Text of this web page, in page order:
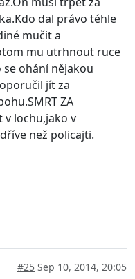
dal právo téhle
mučit a
mu utrhnout ruce
se ohání nějakou
jít za
ZA
v lochu,jako v
než policajti.
#25 Sep 10, 2014, 20:05